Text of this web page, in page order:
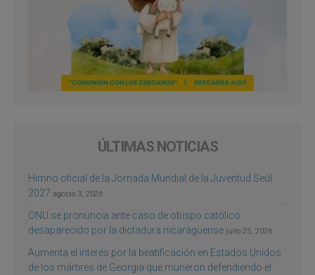
ÚLTIMAS NOTICIAS
Himno oficial de la Jornada Mundial de la Juventud Seúl
2027 agosto 3, 2026
ONU se pronuncia ante caso de obispo católico
desaparecido por la dictadura nicaragüense julio 25, 2026
Aumenta el interés por la beatificación en Estados Unidos
de los mártires de Georgia que murieron defendiendo el